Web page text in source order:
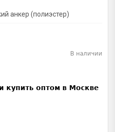
анкер (полиэстер)
В наличии